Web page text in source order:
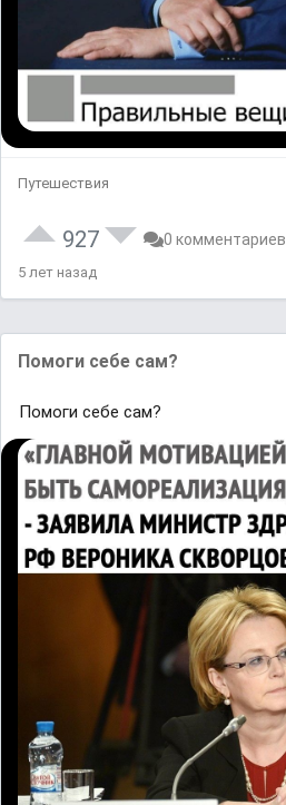
Путешествия
927 0 комментариев
5 лет назад
Помоги себе сам?
Помоги себе сам?